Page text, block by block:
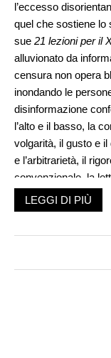
l’eccesso
quel che sostiene lo
sue 21 lezioni per il
alluvionato da
censura non opera
inondando le
disinformazione
l’alto e il basso, la
volgarità, il gusto e il
e l’arbitrarietà, il
convenzionale, la
dell’arte e le opere
«Grande è il
dove ci si chiede
LEGGI DI PIÙ